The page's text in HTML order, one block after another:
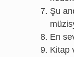
Şu
En
Kitap